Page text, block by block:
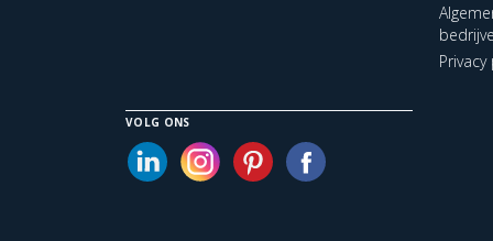
VOLG ONS